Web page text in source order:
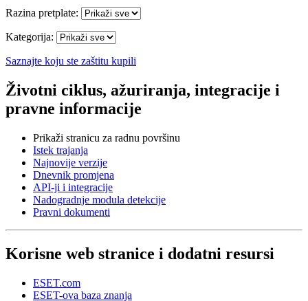
Razina pretplate:
Kategorija:
Saznajte koju ste zaštitu kupili
Životni ciklus, ažuriranja, integracije i
pravne informacije
Prikaži stranicu za radnu površinu
Istek trajanja
Najnovije verzije
Dnevnik promjena
API-ji i integracije
Nadogradnje modula detekcije
Pravni dokumenti
Korisne web stranice i dodatni resursi
ESET.com
ESET-ova baza znanja